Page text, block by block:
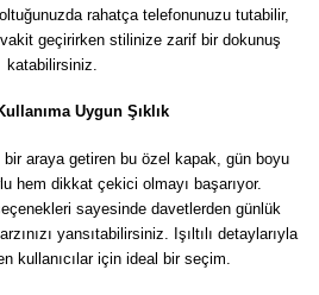
rahatça telefonunuzu tutabilir,
vakit geçirirken stilinize zarif bir dokunuş
katabilirsiniz.
Uygun Şıklık
bir araya getiren bu özel kapak, gün boyu
hem dikkat çekici olmayı başarıyor.
sayesinde davetlerden günlük
yansıtabilirsiniz. Işıltılı detaylarıyla
kullanıcılar için ideal bir seçim.